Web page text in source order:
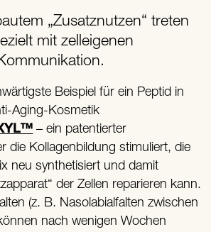
„Zusatznutzen“ treten
mit zelleigenen
Aging-Kosmetik
– ein patentierter
die Kollagenbildung stimuliert, die
neu synthetisiert und damit
der Zellen reparieren kann.
(z. B. Nasolabialfalten zwischen
nach wenigen Wochen